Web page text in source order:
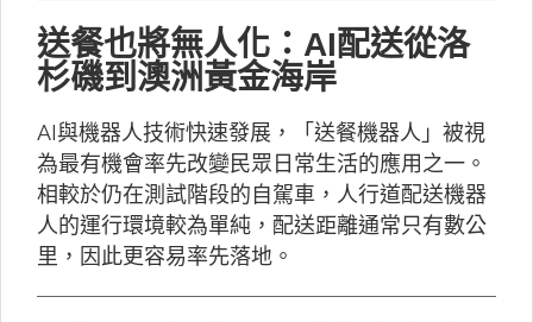
送餐也將無人化：AI配送從洛
杉磯到澳洲黃金海岸
AI與機器人技術快速發展，「送餐機器人」被視
為最有機會率先改變民眾日常生活的應用之一。
相較於仍在測試階段的自駕車，人行道配送機器
人的運行環境較為單純，配送距離通常只有數公
里，因此更容易率先落地。